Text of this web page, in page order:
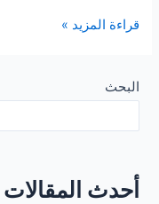
شركة
بالخبر
قراءة المزيد »
البحث
أحدث المقالات